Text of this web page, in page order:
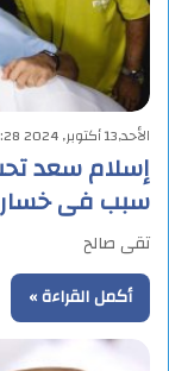
الأحد,13 أكتوبر, 2024 3:28 م
إسلام سعد
سبب فى
تقى صالح
أكمل القراءة »